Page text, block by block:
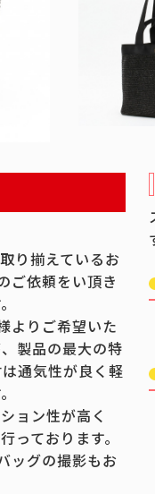
り揃えているお
ご依頼をい頂き
よりご希望いた
製品の最大の特
通気性が良く軽
ョン性が高く
っております。
ッグの撮影もお